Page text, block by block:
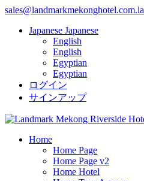
sales@landmarkmekonghotel.com.la
Japanese Japanese
English
English
Egyptian
Egyptian
ログイン
サインアップ
Home
Home Page
Home Page v2
Home Hotel